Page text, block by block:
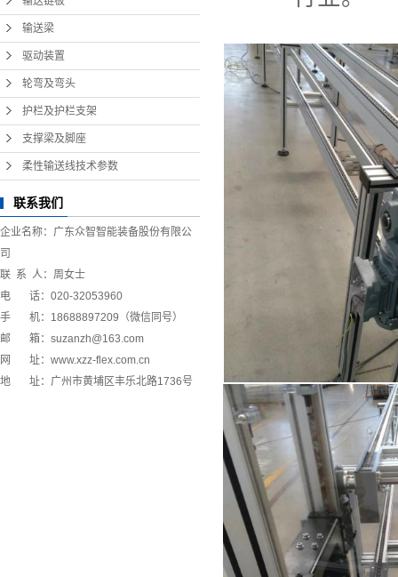
输送梁
驱动装置
轮弯及弯头
护栏及护栏支架
支撑梁及脚座
柔性输送线技术参数
联系我们
企业名称：广东众智智能装备股份有限公
司
联 系 人：周女士
电 话：020-32053960
手 机：18688897209（微信同号）
邮 箱： suzanzh@163.com
网 址：www.xzz-flex.com.cn
地 址：广州市黄埔区丰乐北路1736号